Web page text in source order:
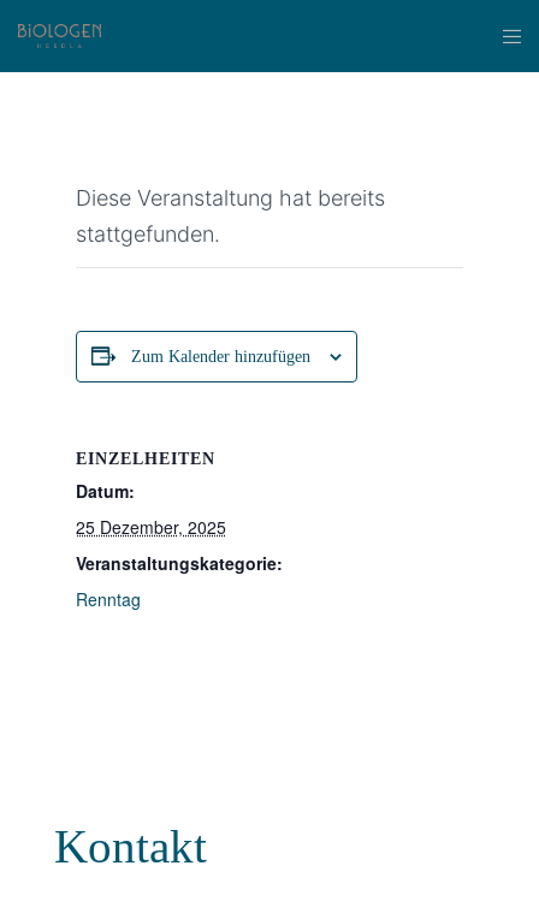
Diese Veranstaltung hat bereits
stattgefunden.
Zum Kalender hinzufügen
EINZELHEITEN
Datum:
25 Dezember, 2025
Veranstaltungskategorie:
Renntag
Kontakt